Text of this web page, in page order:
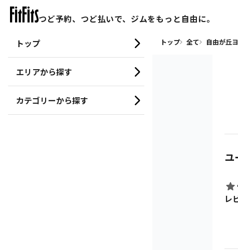
つど予約、つど払いで、ジムをもっと自由に。
トップ
エリアから探す
カテゴリーから探す
トップ 全て 自由が丘
ユ
レ